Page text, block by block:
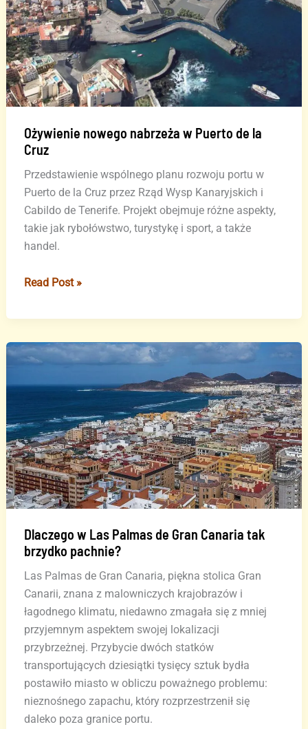
Ożywienie nowego nabrzeża w Puerto de la
Cruz
Przedstawienie wspólnego planu rozwoju portu w
Puerto de la Cruz przez Rząd Wysp Kanaryjskich i
Cabildo de Tenerife. Projekt obejmuje różne aspekty,
takie jak rybołówstwo, turystykę i sport, a także
handel.
Ożywienie
nabrzeża
Puerto
la
Read Post »
Dlaczego w Las Palmas de Gran Canaria tak
brzydko pachnie?
Las Palmas de Gran Canaria, piękna stolica Gran
Canarii, znana z malowniczych krajobrazów i
łagodnego klimatu, niedawno zmagała się z mniej
przyjemnym aspektem swojej lokalizacji
przybrzeżnej. Przybycie dwóch statków
transportujących dziesiątki tysięcy sztuk bydła
postawiło miasto w obliczu poważnego problemu:
nieznośnego zapachu, który rozprzestrzenił się
daleko poza granice portu.